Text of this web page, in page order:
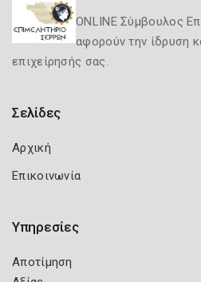
ONLINE Σύμβουλος
αφορούν την ίδρυση
επιχείρησής σας.
Σελίδες
Αρχική
Επικοινωνία
Υπηρεσίες
Αποτίμηση